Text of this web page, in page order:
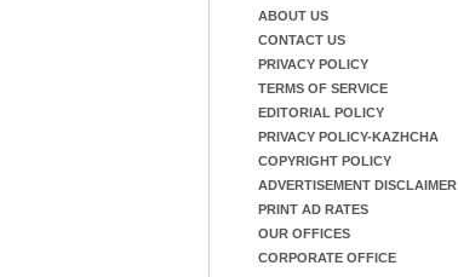
ABOUT US
CONTACT US
PRIVACY POLICY
TERMS OF SERVICE
EDITORIAL POLICY
PRIVACY POLICY-KAZHCHA
COPYRIGHT POLICY
ADVERTISEMENT DISCLAIMER
PRINT AD RATES
OUR OFFICES
CORPORATE OFFICE